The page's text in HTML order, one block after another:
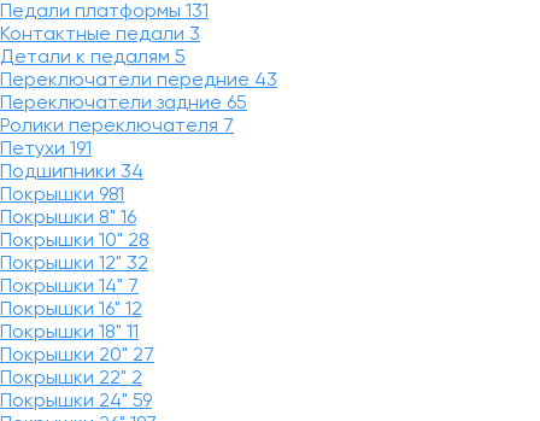
Педали платформы 131
Контактные педали 3
Детали к педалям 5
Переключатели передние 43
Переключатели задние 65
Ролики переключателя 7
Петухи 191
Подшипники 34
Покрышки 981
Покрышки 8" 16
Покрышки 10" 28
Покрышки 12" 32
Покрышки 14" 7
Покрышки 16" 12
Покрышки 18" 11
Покрышки 20" 27
Покрышки 22" 2
Покрышки 24" 59